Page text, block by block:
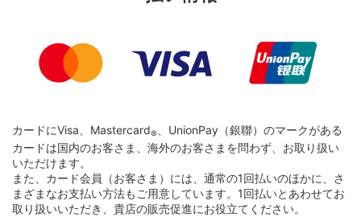
カードにVisa、Mastercard®
、UnionPay（銀聯）のマークがある
カードは国内のお客さま、海外のお客さまを問わず、お取り扱い
いただけます。
また、カード会員（お客さま）には、通常の1回払いのほかに、さ
まざまなお支払い方法もご用意しています。1回払いとあわせてお
取り扱いいただき、貴店の販売促進にお役立てください。